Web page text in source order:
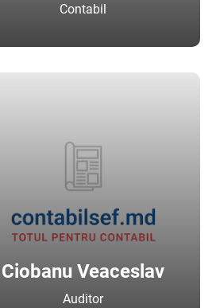
Contabil
Ciobanu Veaceslav
Auditor